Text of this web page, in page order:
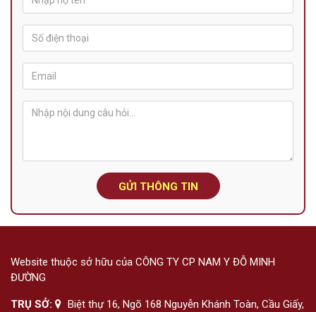
GỬI THÔNG TIN
Website thuộc sở hữu của CÔNG TY CP NAM Y ĐỖ MINH
ĐƯỜNG
TRỤ SỞ:
Biệt thự 16, Ngõ 168 Nguyễn Khánh Toàn, Cầu Giấy,